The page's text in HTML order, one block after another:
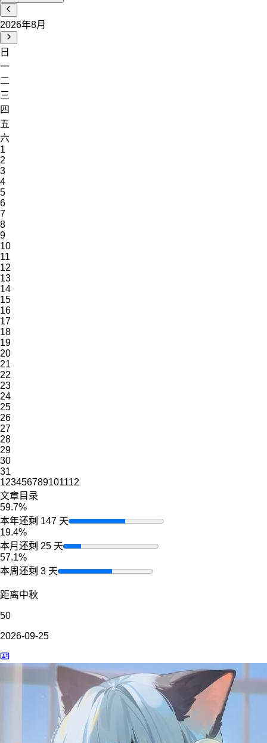
2026年8月
日
一
二
三
四
五
六
1
2
3
4
5
6
7
8
9
10
11
12
13
14
15
16
17
18
19
20
21
22
23
24
25
26
27
28
29
30
31
123456789101112
文章目录
59.7%
本年还剩 147 天
19.4%
本月还剩 25 天
57.1%
本周还剩 3 天
距离中秋
50
2026-09-25